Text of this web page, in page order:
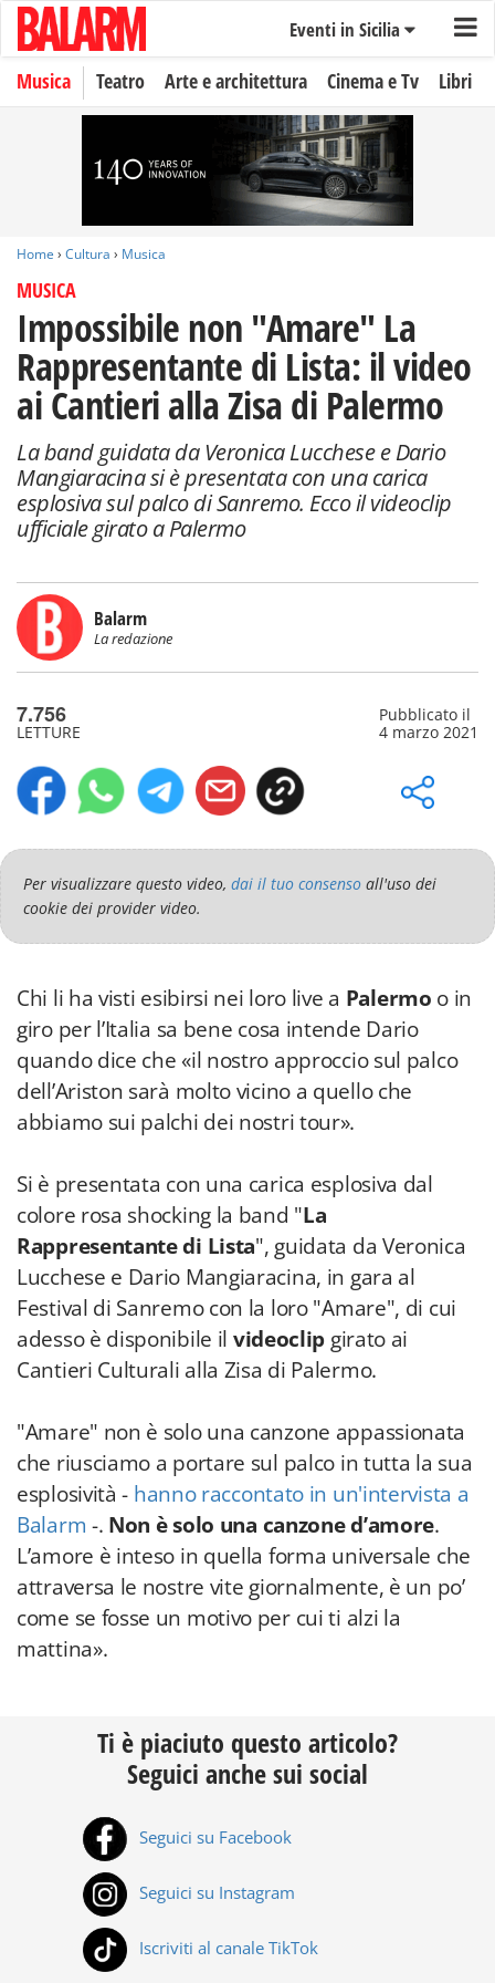
Eventi in Sicilia
Musica Teatro Arte e architettura Cinema e Tv Libri
Home › Cultura › Musica
MUSICA
Impossibile non "Amare" La
Rappresentante di Lista: il video
ai Cantieri alla Zisa di Palermo
La band guidata da Veronica Lucchese e Dario
Mangiaracina si è presentata con una carica
esplosiva sul palco di Sanremo. Ecco il videoclip
ufficiale girato a Palermo
Balarm
La redazione
7.756
LETTURE
Pubblicato il
4 marzo 2021
Per visualizzare questo video, dai il tuo consenso all'uso dei
cookie dei provider video.
Chi li ha visti esibirsi nei loro live a Palermo o in
giro per l’Italia sa bene cosa intende Dario
quando dice che «il nostro approccio sul palco
dell’Ariston sarà molto vicino a quello che
abbiamo sui palchi dei nostri tour».
Si è presentata con una carica esplosiva dal
colore rosa shocking la band "La
Rappresentante di Lista", guidata da Veronica
Lucchese e Dario Mangiaracina, in gara al
Festival di Sanremo con la loro "Amare", di cui
adesso è disponibile il videoclip girato ai
Cantieri Culturali alla Zisa di Palermo.
"Amare" non è solo una canzone appassionata
che riusciamo a portare sul palco in tutta la sua
esplosività - hanno raccontato in un'intervista a
Balarm -. Non è solo una canzone d’amore.
L’amore è inteso in quella forma universale che
attraversa le nostre vite giornalmente, è un po’
come se fosse un motivo per cui ti alzi la
mattina».
Ti è piaciuto questo articolo?
Seguici anche sui social
Seguici su Facebook
Seguici su Instagram
Iscriviti al canale TikTok